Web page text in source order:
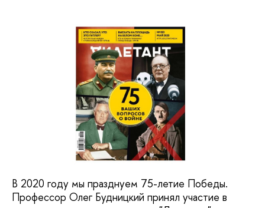
В 2020 году мы празднуем 75-летие Победы.
Профессор Олег Будницкий принял участие в